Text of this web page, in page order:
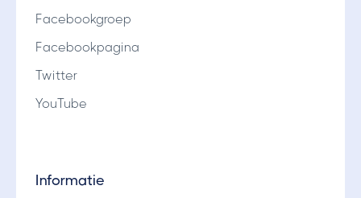
Facebookgroep
Facebookpagina
Twitter
YouTube
Informatie